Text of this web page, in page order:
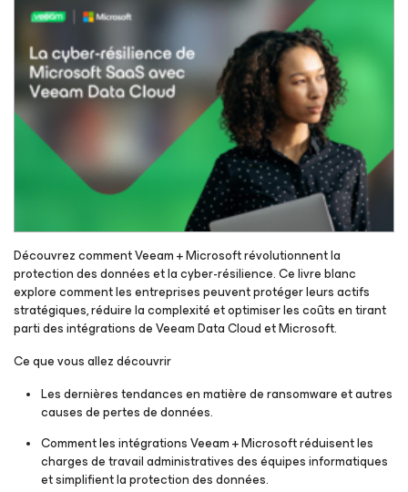
Découvrez comment Veeam + Microsoft révolutionnent la
protection des données et la cyber-résilience.Ce livre blanc
explore comment les entreprises peuvent protéger leurs actifs
stratégiques, réduire la complexité et optimiser les coûts en tirant
parti des intégrations de Veeam Data Cloud et Microsoft.
Ce que vous allez découvrir
Les dernières tendances en matière de ransomware et autres
causes de pertes de données.
Comment les intégrations Veeam + Microsoft réduisent les
charges de travail administratives des équipes informatiques
et simplifient la protection des données.